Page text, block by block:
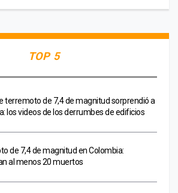
TOP 5
terremoto de 7,4 de magnitud sorprendió a
los videos de los derrumbes de edificios
de 7,4 de magnitud en Colombia:
al menos 20 muertos